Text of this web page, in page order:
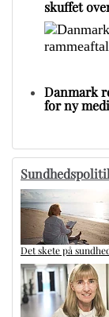
skuffet
Danmark
for ny
Det skete på